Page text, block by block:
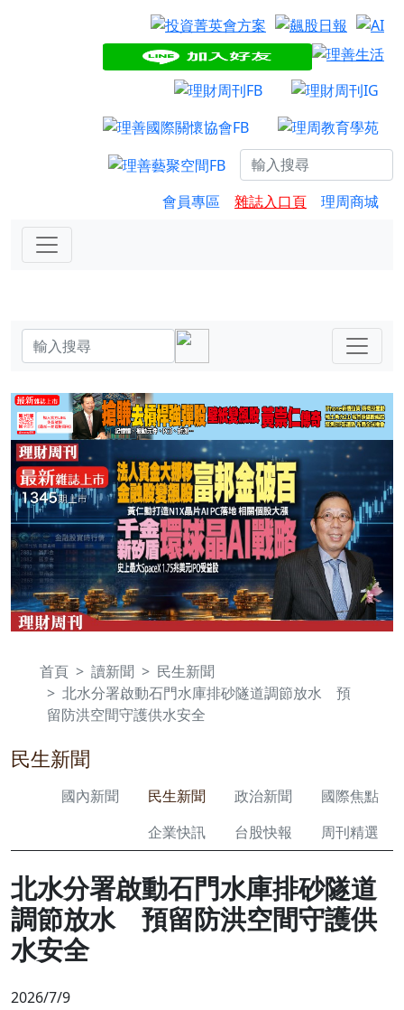
會員專區 雜誌入口頁 理周商城
首頁 讀新聞
民生新聞
北水分署啟動石門水庫排砂隧道調節放水 預
留防洪空間守護供水安全
民生新聞
國內新聞 民生新聞 政治新聞
國際焦點
企業快訊
台股快報 周刊精選
北水分署啟動石門水庫排砂隧道
調節放水 預留防洪空間守護供
水安全
2026/7/9